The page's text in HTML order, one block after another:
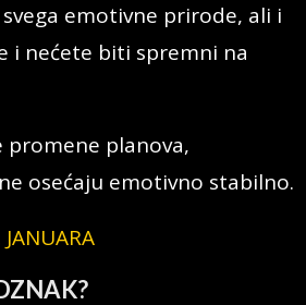
emotivne prirode, ali i
i nećete biti spremni na
promene planova,
osećaju emotivno stabilno.
?